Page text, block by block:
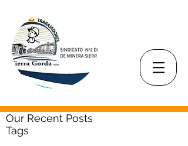
Our Recent Posts
Tags